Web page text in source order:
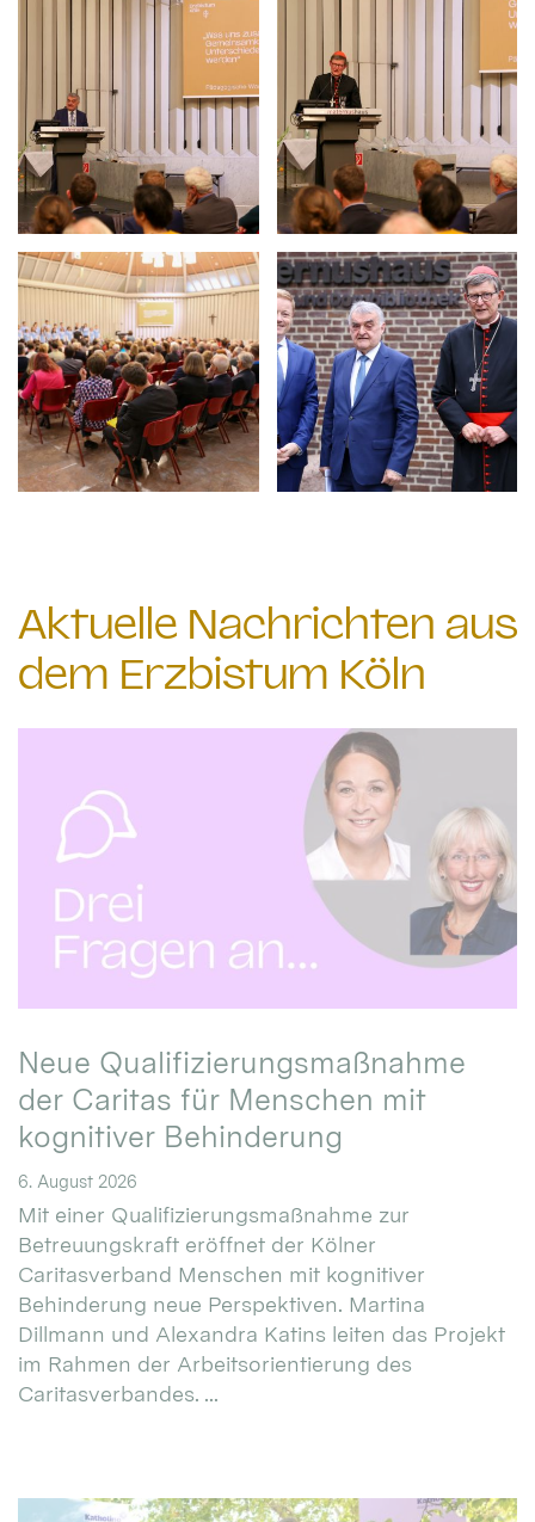
Aktuelle Nachrichten aus
dem Erzbistum Köln
Neue Qualifizierungsmaßnahme
der Caritas für Menschen mit
kognitiver Behinderung
6. August 2026
Mit einer Qualifizierungsmaßnahme zur
Betreuungskraft eröffnet der Kölner
Caritasverband Menschen mit kognitiver
Behinderung neue Perspektiven. Martina
Dillmann und Alexandra Katins leiten das Projekt
im Rahmen der Arbeitsorientierung des
Caritasverbandes. ...